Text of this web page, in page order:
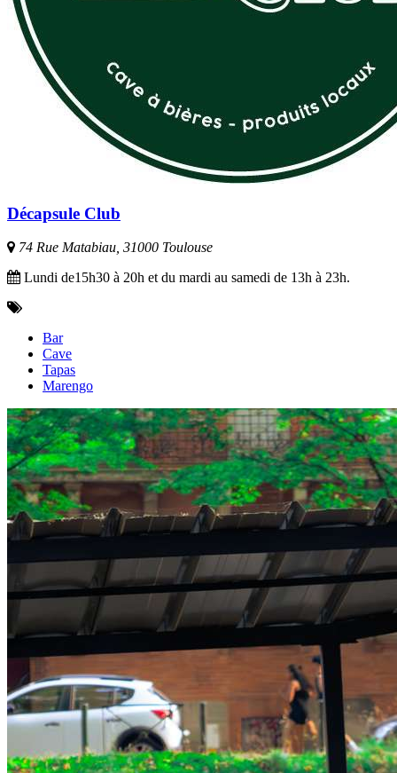
Décapsule Club
74 Rue Matabiau, 31000 Toulouse
Lundi de15h30 à 20h et du mardi au samedi de 13h à 23h.
Bar
Cave
Tapas
Marengo